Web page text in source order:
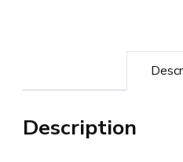
Description